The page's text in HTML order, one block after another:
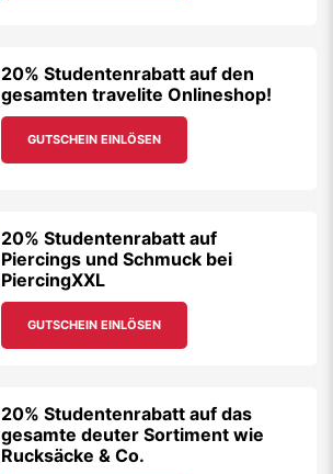
20% Studentenrabatt auf den
gesamten travelite Onlineshop!
GUTSCHEIN EINLÖSEN
20% Studentenrabatt auf
Piercings und Schmuck bei
PiercingXXL
GUTSCHEIN EINLÖSEN
20% Studentenrabatt auf das
gesamte deuter Sortiment wie
Rucksäcke & Co.